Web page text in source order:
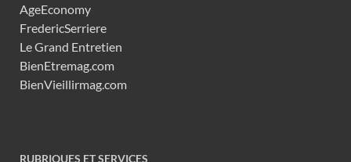
AgeEconomy
FredericSerriere
Le Grand Entretien
BienEtremag.com
BienVieillirmag.com
RUBRIQUES ET SERVICES